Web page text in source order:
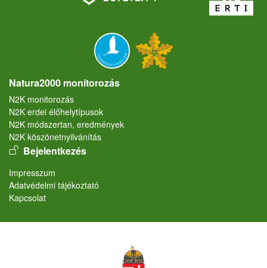
Natura2000 monitorozás
N2K monitorozás
N2K erdei élőhelytípusok
N2K módszertan, eredmények
N2K köszönetnyilvánítás
User account menu
Bejelentkezés
Lábléc
Impresszum
Adatvédelmi tájékoztató
Kapcsolat